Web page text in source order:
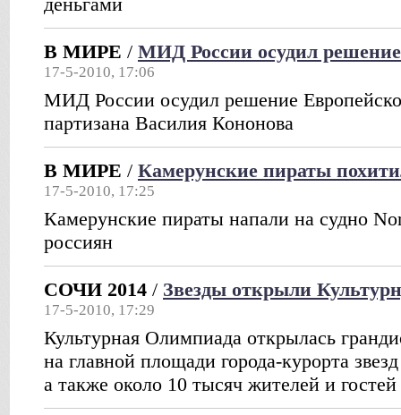
В МИРЕ / МИД России осудил
17-5-2010, 17:06
МИД России осудил решение
партизана Василия Кононова
В МИРЕ / Камерунские пираты
17-5-2010, 17:25
Камерунские пираты напали на судно
россиян
СОЧИ 2014 / Звезды открыли
17-5-2010, 17:29
Культурная Олимпиада открылась
на главной площади города-курорта
а также около 10 тысяч жителей и